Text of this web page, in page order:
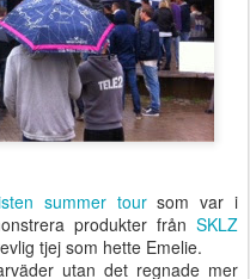
summer toursom var i
produkter från SKLZ
tjej som hette Emelie.
utan det regnade mer